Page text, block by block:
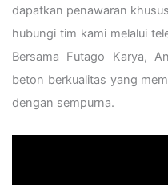
dapatkan penawaran
hubungi tim kami melalui
Bersama Futago Karya,
beton berkualitas yang
dengan sempurna.